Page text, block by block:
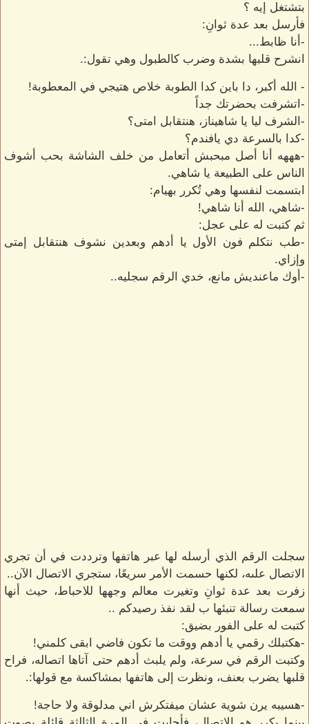
بتشتغل إيه ؟
فأرسل بعد عدة ثوانِ:
-أنا ظابط...
انشرح قلبها بشدة وضرب كالطبول وهي تقول:.
- الله أكبر، دا باين كدا الطوبة خلاص هتيجي في المعطوبة!
-اتشرفت بحضرتك جداً
-الشرف ليا يا شاهيناز، هنتقابل امتى؟
-كدا بالسرعة دي يافندم؟
-هههه أنا أصل مبحبش أتعامل من خلف الشاشة بحب أشوف
الناس على الطبيعة يا شاهي.
ابتسمت لنفسها وهي تُكرر بهيام:
-شاهي، الله أنا شاهي!
ثم كتبت له على عجل:
-طب نتكلم فون الأول يا أدهم وبعدين نشوف هنتقابل إمتى
وإزاي.
-أوك ماعنديش مانع، خدي الرقم سجليه..
سجلت الرقم الذي أرسله لها عبر هاتفها وترددت في أن تجري
الاتصال علىه، لكنها حسمت الأمر سريعًا، ستجري الاتصال الآن..
زفرت بعد عدة ثوانِ وتغيرت معالم وجهها للاحباط، حيث أنها
سمعت رسالة تنبئها ب لقد نفذ رصيدكم ..
كتبت له على الفور بضيق:
-هكتبلك رقمي يا أدهم ووقت ما تكون فاضي ابقى كلمني!
وكتبت الرقم في سرعة، ولم يلبث أدهم حتى آتاها اتصاله، فراح
قلبها يضرب بعنف، ونظرت إلى هاتفها بمشاكسة مع قولها:.
-هسيبه يرن شوية عشان ميفتكرش اني مدلوقة ولا حاجة!